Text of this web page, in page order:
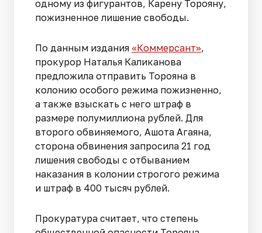
одному из фигурантов, Карену Торояну,
пожизненное лишение свободы.
По данным издания «Коммерсант»,
прокурор Наталья Каликанова
предложила отправить Торояна в
колонию особого режима пожизненно,
а также взыскать с него штраф в
размере полумиллиона рублей. Для
второго обвиняемого, Ашота Агаяна,
сторона обвинения запросила 21 год
лишения свободы с отбыванием
наказания в колонии строгого режима
и штраф в 400 тысяч рублей.
Прокуратура считает, что степень